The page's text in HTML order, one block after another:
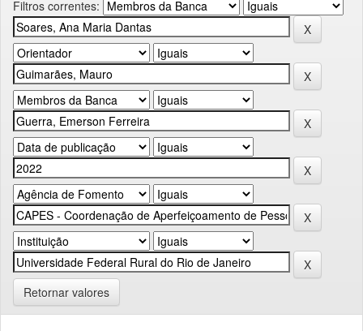
Filtros correntes:
Retornar valores